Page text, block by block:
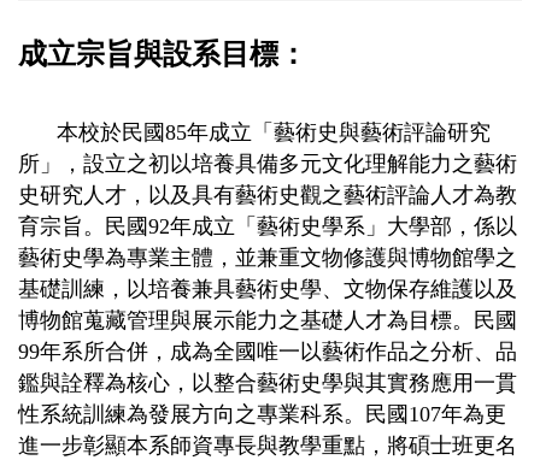
成立宗旨與設系目標：
本校於民國85年成立「藝術史與藝術評論研究
所」，設立之初以培養具備多元文化理解能力之藝術
史研究人才，以及具有藝術史觀之藝術評論人才為教
育宗旨。民國92年成立「藝術史學系」大學部，係以
藝術史學為專業主體，並兼重文物修護與博物館學之
基礎訓練，以培養兼具藝術史學、文物保存維護以及
博物館蒐藏管理與展示能力之基礎人才為目標。民國
99年系所合併，成為全國唯一以藝術作品之分析、品
鑑與詮釋為核心，以整合藝術史學與其實務應用一貫
性系統訓練為發展方向之專業科系。民國107年為更
進一步彰顯本系師資專長與教學重點，將碩士班更名